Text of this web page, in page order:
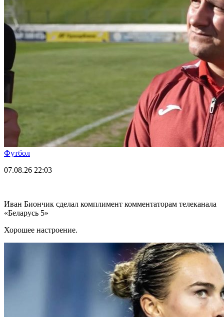
Футбол
07.08.26 22:03
Иван Биончик сделал комплимент комментаторам телеканала
«Беларусь 5»
Хорошее настроение.